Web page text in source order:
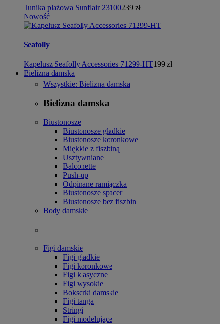
Tunika plażowa Sunflair 23100239 zł
Nowość
Seafolly
Kapelusz Seafolly Accessories 71299-HT199 zł
Bielizna damska
Wszystkie: Bielizna damska
Bielizna damska
Biustonosze
Biustonosze gładkie
Biustonosze koronkowe
Miękkie z fiszbiną
Usztywniane
Balconette
Push-up
Odpinane ramiączka
Biustonosze spacer
Biustonosze bez fiszbin
Body damskie
Figi damskie
Figi gładkie
Figi koronkowe
Figi klasyczne
Figi wysokie
Bokserki damskie
Figi tanga
Stringi
Figi modelujące